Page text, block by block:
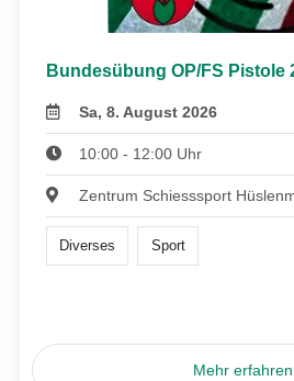
Bundesübung OP/FS Pistole
Sa, 8. August 2026
10:00 - 12:00 Uhr
Zentrum Schiesssport
Diverses Sport
Mehr erfahren